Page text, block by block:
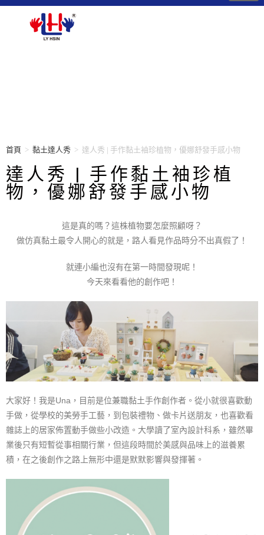
首頁 > 黏土達人秀 > 達人秀 | 手作黏土袖珍植物，優娜舒發手感小物
達人秀 | 手作黏土袖珍植
物，優娜舒發手感小物
這是真的嗎？這株植物要怎麼照顧呀？
做仿真黏土最令人開心的就是，路人看見作品時分不出真假了！
就連小編也沒有在第一時間發現呢！
今天來看看他的創作吧！
大家好！我是Una ，目前是位兼職黏土手作創作者。從小就很喜歡動
手做，從學校的美勞手工藝，到包裝禮物、做卡片送朋友，也喜歡看
雜誌上的居家佈置動手做些小改造。大學讀了室內設計科系，雖然畢
業後只有短暫從事相關行業，但這段時間於美感與品味上的滋養累
積，在之後創作之路上無形中還是默默影響與發揮著。